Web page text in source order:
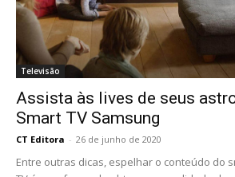
Televisão
Assista às lives de seus
Smart TV Samsung
CT Editora - 26 de junho de 2020
Entre outras dicas, espelhar o conteúdo do